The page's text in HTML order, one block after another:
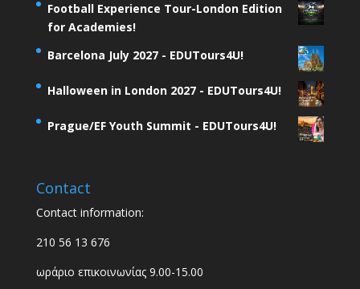
Football Experience Tour-London Edition
for Academies!
Barcelona July 2027 - EDUTours4U!
Halloween in London 2027 - EDUTours4U!
Prague/EF Youth Summit - EDUTours4U!
Contact
Contact information:
210 56 13 676
ωράριο επικοινωνίας 9.00-15.00